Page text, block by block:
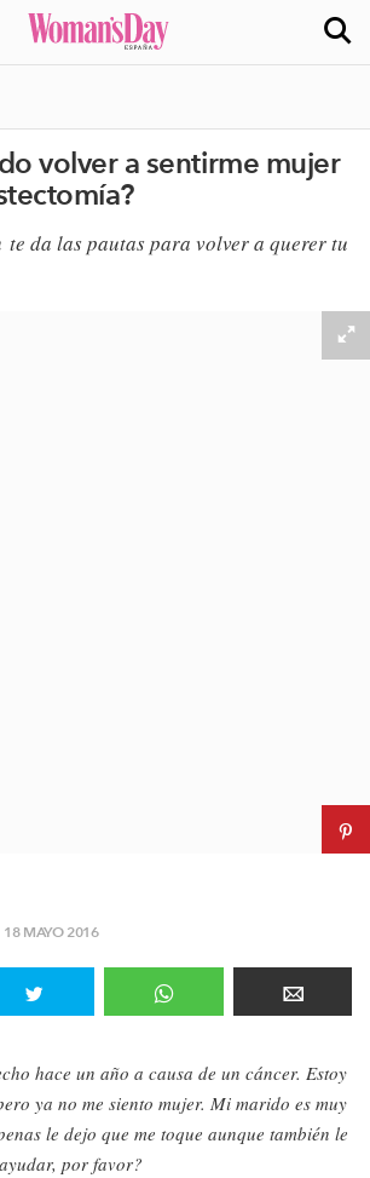
volver a sentirme mujer
te da las pautas para volver a querer tu
18 MAYO 2016
hace un año a causa de un cáncer. Estoy
ya no me siento mujer. Mi marido es muy
le dejo que me toque aunque también le
por favor?